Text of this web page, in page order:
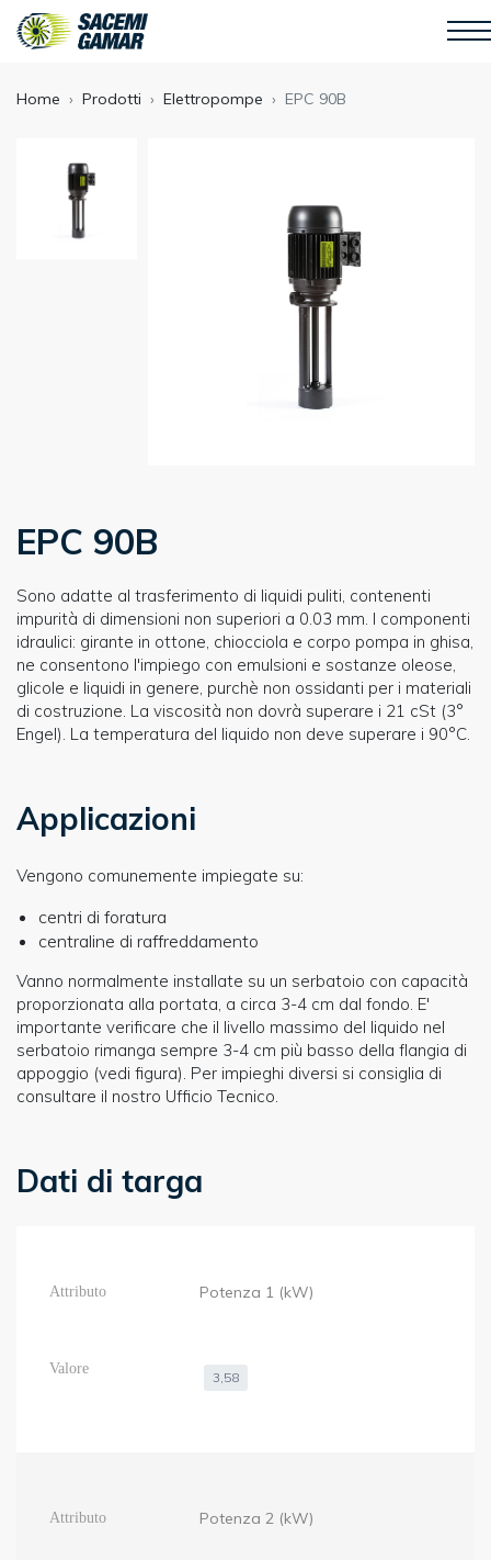
Home Prodotti Elettropompe EPC 90B
EPC 90B
Sono adatte al trasferimento di liquidi puliti, contenenti
impurità di dimensioni non superiori a 0.03 mm. I componenti
idraulici: girante in ottone, chiocciola e corpo pompa in ghisa,
ne consentono l'impiego con emulsioni e sostanze oleose,
glicole e liquidi in genere, purchè non ossidanti per i materiali
di costruzione. La viscosità non dovrà superare i 21 cSt (3°
Engel). La temperatura del liquido non deve superare i 90°C.
Applicazioni
Vengono comunemente impiegate su:
centri di foratura
centraline di raffreddamento
Vanno normalmente installate su un serbatoio con capacità
proporzionata alla portata, a circa 3-4 cm dal fondo. E'
importante verificare che il livello massimo del liquido nel
serbatoio rimanga sempre 3-4 cm più basso della flangia di
appoggio (vedi figura). Per impieghi diversi si consiglia di
consultare il nostro Ufficio Tecnico.
Dati di targa
Potenza 1 (kW)
3,58
Potenza 2 (kW)